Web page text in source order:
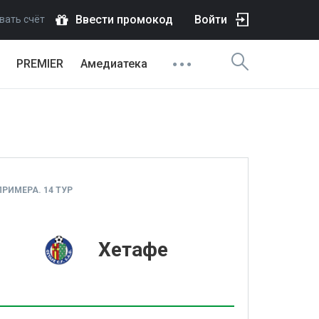
счёт Ввести промокод Войти
PREMIER Амедиатека
14 ТУР
Хетафе